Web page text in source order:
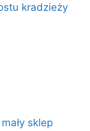
kradzieży
sklep